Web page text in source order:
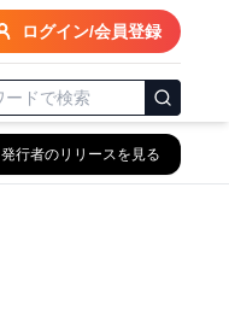
ログイン/会員登録
発行者のリリースを見る